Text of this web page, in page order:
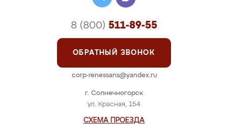
г. Солнечногорск
ул. Красная, 154
СХЕМА ПРОЕЗДА
8 (800) 511-89-55
ОБРАТНЫЙ ЗВОНОК
corp-renessans@yandex.ru